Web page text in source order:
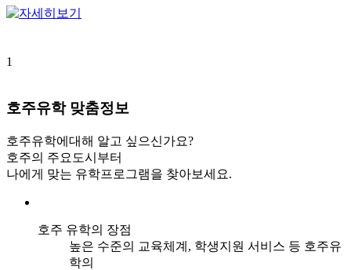
1
호주유학 맞춤정보
호주유학에대해 알고 싶으신가요?
호주의 주요도시부터
나에게 맞는 유학프로그램을 찾아보세요.
호주 유학의 장점
높은 수준의 교육체계, 학생지원 서비스 등 호주유
학의